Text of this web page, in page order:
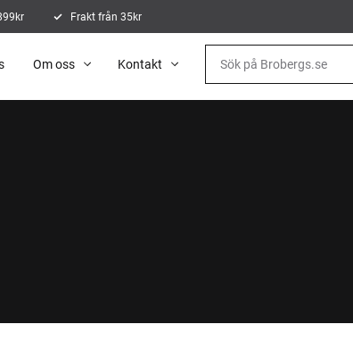
Frakt från 35kr
Om oss Kontakt